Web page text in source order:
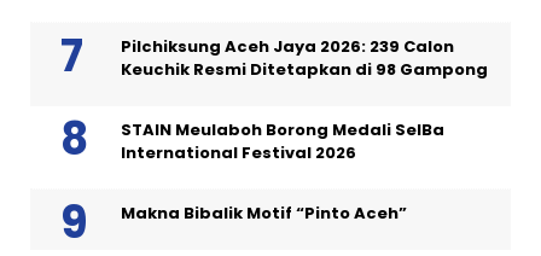
Pilchiksung Aceh Jaya 2026: 239 Calon
Keuchik Resmi Ditetapkan di 98 Gampong
STAIN Meulaboh Borong Medali SeIBa
International Festival 2026
Makna Bibalik Motif “Pinto Aceh”